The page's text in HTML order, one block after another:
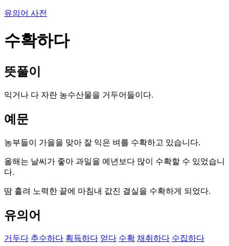
유의어 사전
수확하다
뜻풀이
익거나 다 자란 농수산물을 거두어들이다.
예문
농부들이 가을을 맞아 잘 익은 벼를 수확하고 있습니다.
올해는 날씨가 좋아 과일을 예년보다 많이 수확할 수 있었습니
다.
땀 흘려 노력한 끝에 마침내 값진 결실을 수확하게 되었다.
유의어
거두다 추수하다 획득하다 얻다 수확 채취하다 수집하다